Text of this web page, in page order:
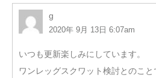
g
2020年 9月 13日 6:07am
いつも更新楽しみにしています。
ワンレッグスクワット検討とのこ